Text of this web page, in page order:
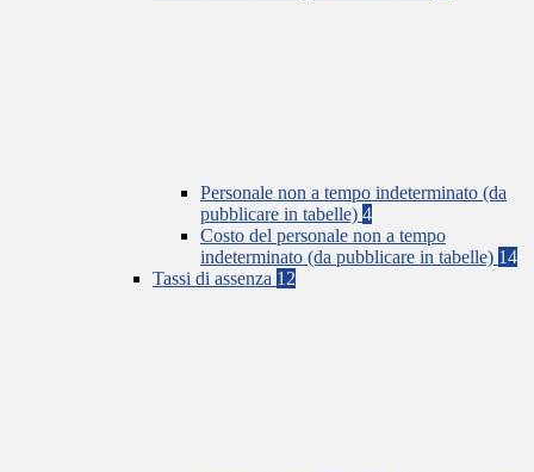
Personale non a tempo indeterminato (da
pubblicare in tabelle) 4
Costo del personale non a tempo
indeterminato (da pubblicare in tabelle) 14
Tassi di assenza 12